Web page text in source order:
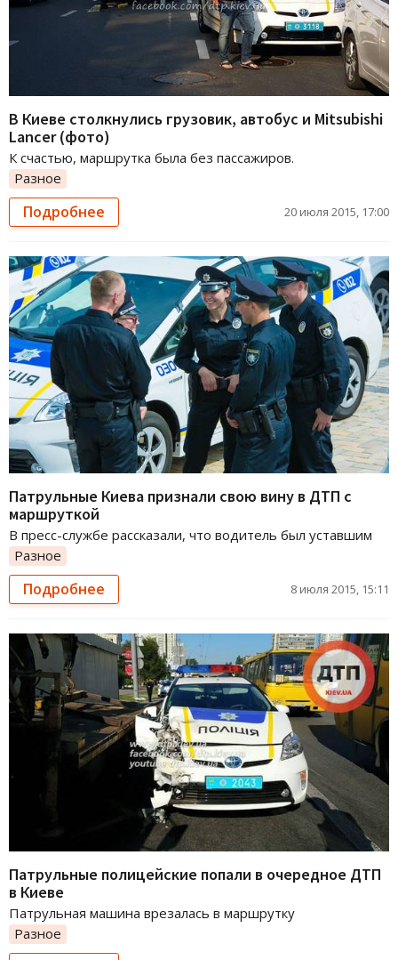
В Киеве столкнулись грузовик, автобус и Mitsubishi
Lancer (фото)
К счастью, маршрутка была без пассажиров.
Разное
Подробнее 20 июля 2015, 17:00
Патрульные Киева признали свою вину в ДТП с
маршруткой
В пресс-службе рассказали, что водитель был уставшим
Разное
Подробнее 8 июля 2015, 15:11
Патрульные полицейские попали в очередное ДТП
в Киеве
Патрульная машина врезалась в маршрутку
Разное